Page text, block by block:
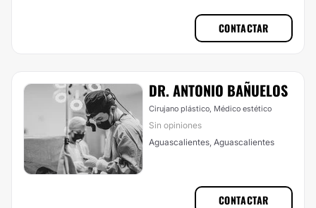
CONTACTAR
DR. ANTONIO BAÑUELOS
Cirujano plástico, Médico estético
Sin opiniones
Aguascalientes, Aguascalientes
CONTACTAR